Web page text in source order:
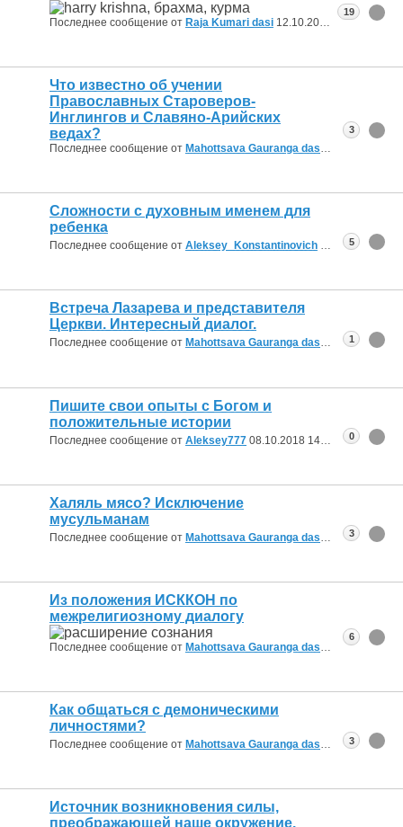
Последнее сообщение от Raja Kumari dasi 12.10.2020 20:23
19
Что известно об учении
Православных Староверов-
Инглингов и Славяно-Арийских
ведах?
Последнее сообщение от Mahottsava Gauranga das26.04.2020
3
Сложности с духовным именем для
ребенка
Последнее сообщение от Aleksey_Konstantinovich 5
Встреча Лазарева и представителя
Церкви. Интересный диалог.
Последнее сообщение от Mahottsava Gauranga das06.12.2018
1
Пишите свои опыты с Богом и
положительные истории
Последнее сообщение от Aleksey777 08.10.2018 14:00 0
Халяль мясо? Исключение
мусульманам
Последнее сообщение от Mahottsava Gauranga das 16.08.2018
3
Из положения ИСККОН по
межрелигиозному диалогу
Последнее сообщение от Mahottsava Gauranga das29.06.2018
6
Как общаться с демоническими
личностями?
Последнее сообщение от Mahottsava Gauranga das20.04.2018
3
Источник возникновения силы,
преображающей наше окружение.